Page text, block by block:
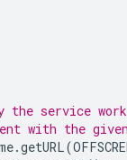
the service
with the
.getURL(